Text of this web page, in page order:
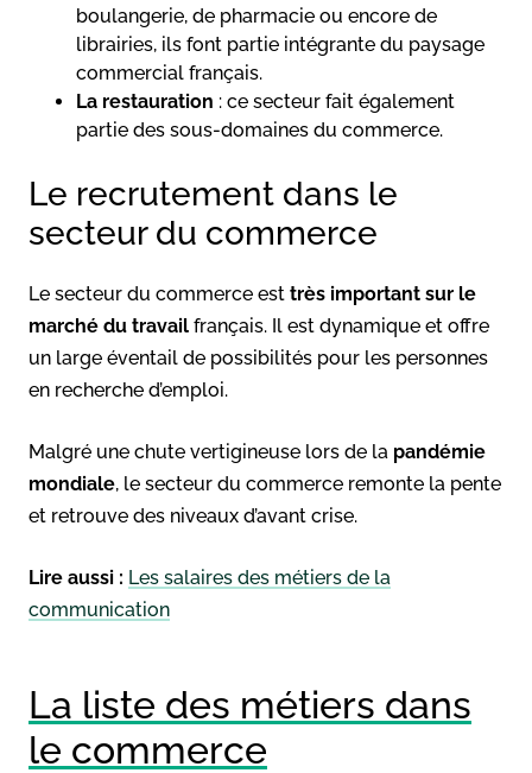
boulangerie, de pharmacie ou encore de
librairies, ils font partie intégrante du paysage
commercial français.
La restauration : ce secteur fait également
partie des sous-domaines du commerce.
Le recrutement dans le
secteur du commerce
Le secteur du commerce est très important sur le
marché du travail français. Il est dynamique et offre
un large éventail de possibilités pour les personnes
en recherche d’emploi.
Malgré une chute vertigineuse lors de la pandémie
mondiale, le secteur du commerce remonte la pente
et retrouve des niveaux d’avant crise.
Lire aussi : Les salaires des métiers de la
communication
La liste des métiers dans
le commerce